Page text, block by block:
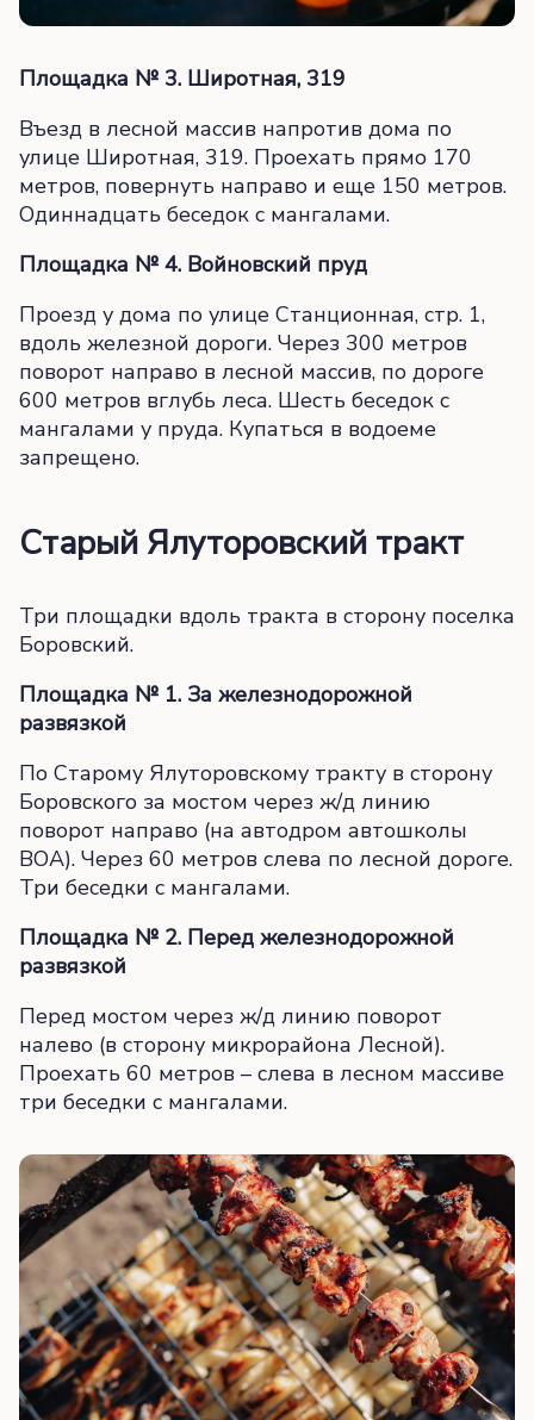
Площадка № 3. Широтная, 319
Въезд в лесной массив напротив дома по
улице Широтная, 319. Проехать прямо 170
метров, повернуть направо и еще 150 метров.
Одиннадцать беседок с мангалами.
Площадка № 4. Войновский пруд
Проезд у дома по улице Станционная, стр. 1,
вдоль железной дороги. Через 300 метров
поворот направо в лесной массив, по дороге
600 метров вглубь леса. Шесть беседок с
мангалами у пруда. Купаться в водоеме
запрещено.
Старый Ялуторовский тракт
Три площадки вдоль тракта в сторону поселка
Боровский.
Площадка № 1. За железнодорожной
развязкой
По Старому Ялуторовскому тракту в сторону
Боровского за мостом через ж/д линию
поворот направо (на автодром автошколы
ВОА). Через 60 метров слева по лесной дороге.
Три беседки с мангалами.
Площадка № 2. Перед железнодорожной
развязкой
Перед мостом через ж/д линию поворот
налево (в сторону микрорайона Лесной).
Проехать 60 метров – слева в лесном массиве
три беседки с мангалами.